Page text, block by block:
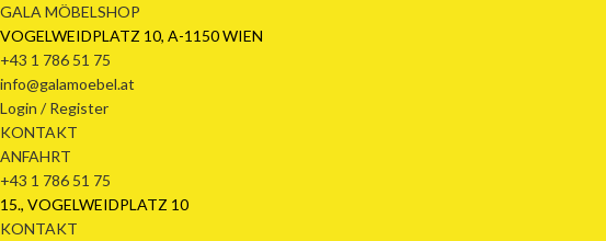
GALA MÖBELSHOP
VOGELWEIDPLATZ 10, A-1150 WIEN
+43 1 786 51 75
info@galamoebel.at
Login / Register
KONTAKT
ANFAHRT
+43 1 786 51 75
15., VOGELWEIDPLATZ 10
KONTAKT